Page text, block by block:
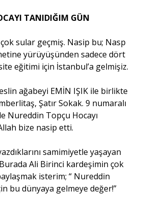
TANIDIĞIM GÜN
sular geçmiş. Nasip bu; Nasp
yürüyüşünden sadece dört
eğitimi için İstanbul’a gelmişiz.
ağabeyi EMİN IŞIK ile birlikte
Şatır Sokak. 9 numaralı
Nureddin Topçu Hocayı
bize nasip etti.
samimiyetle yaşayan
Ali Birinci kardeşimin çok
isterim; “ Nureddin
bu dünyaya gelmeye değer!”